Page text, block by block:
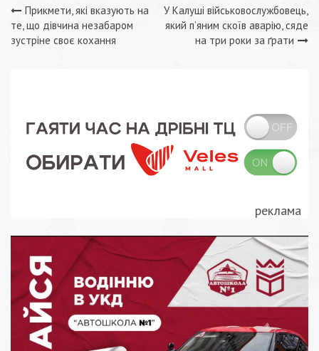
Навігація
записів
Прикмети, які вказують на
те, що дівчина незабаром
зустріне своє кохання
У Калуші військовослужбовець,
який п’яним скоїв аварію, сяде
на три роки за ґрати